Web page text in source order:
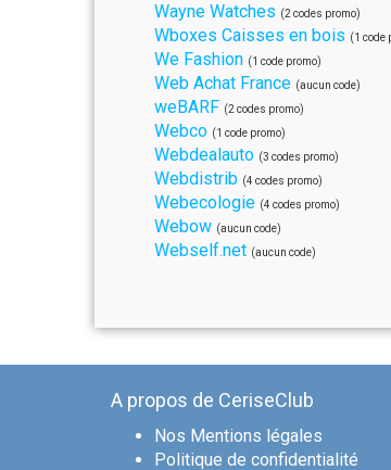
Wayne Watches (2 codes promo)
Wboxes Caisses en bois (1 code
We Fashion (1 code promo)
Web Achat France (aucun code)
weBARF (2 codes promo)
Webco (1 code promo)
Webdealauto (3 codes promo)
Webdistrib (4 codes promo)
Webecologie (4 codes promo)
Webow (aucun code)
Webself.net (aucun code)
A propos de CeriseClub
Nos Mentions légales
Politique de confidentialité